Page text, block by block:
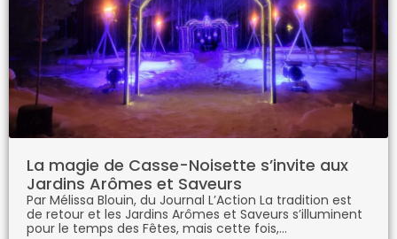
La magie de Casse-Noisette s’invite aux
Jardins Arômes et Saveurs
Par Mélissa Blouin, du Journal L’Action La tradition est
de retour et les Jardins Arômes et Saveurs s’illuminent
pour le temps des Fêtes, mais cette fois,